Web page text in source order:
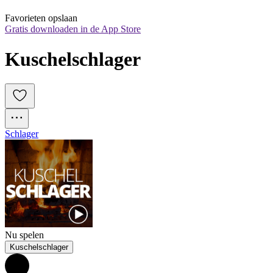
Favorieten opslaan
Gratis downloaden in de App Store
Kuschelschlager
Schlager
Nu spelen
Kuschelschlager